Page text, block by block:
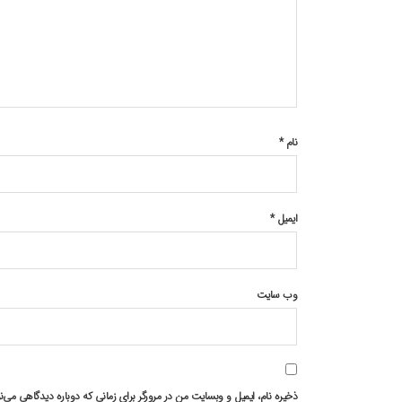
نام*
ایمیل*
وب‌ سایت
ذخیره نام، ایمیل و وبسایت من در مرورگر برای زمانی که دوباره دیدگاهی